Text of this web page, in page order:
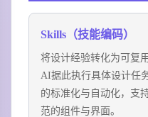
场景四：Prompt生成高
页"，AI快速生成3套不
编辑与评审，加速概念验
Skills（技能编码）
将设计经验转化为可复
AI据此执行具体设计任
的标准化与自动化，支
范的组件与界面。